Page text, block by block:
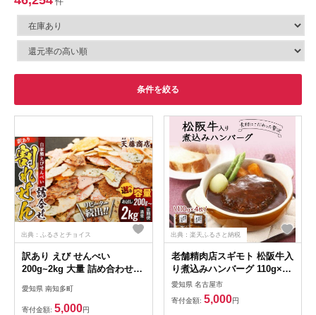
条件を絞る
出典：ふるさとチョイス
訳あり えび せんべい
200g~2kg 大量 詰め合わせ
知県 南知多町 海老 えびせん
べい 割れせん 煎餅 人気 えび
愛知県 南知多町
寄付金額: 5,000円
出典：楽天ふるさと納税
老舗精肉店スギモト 松阪牛入
り煮込みハンバーグ 110g×4
枚
愛知県 名古屋市
寄付金額: 5,000円